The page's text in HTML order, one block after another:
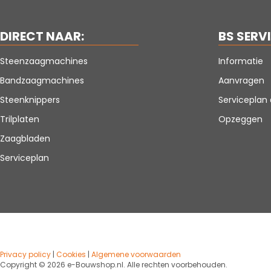
DIRECT NAAR:
Steenzaagmachines
Bandzaagmachines
Steenknippers
Trilplaten
Zaagbladen
Serviceplan
BS
Informatie
Aanvragen
Opzeggen
Privacy policy | Cookies | Algemene voorwaarden
Copyright © 2026 e-Bouwshop.nl. Alle rechten voorbehouden.